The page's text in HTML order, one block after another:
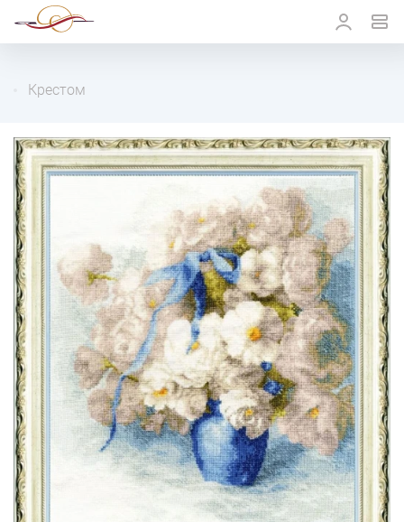
Крестом
1/5
Смотреть видео -
Смотреть видео -